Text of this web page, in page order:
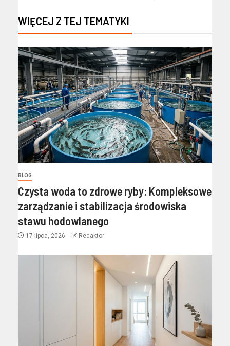
WIĘCEJ Z TEJ TEMATYKI
BLOG
Czysta woda to zdrowe ryby: Kompleksowe
zarządzanie i stabilizacja środowiska
stawu hodowlanego
17 lipca, 2026 Redaktor